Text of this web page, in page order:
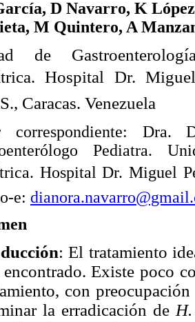
D Navarro, K
M Quintero, A
de
Hospital Dr.
Caracas. Venezuela
correspondiente: Dra.
Pediatra.
Hospital Dr. Miguel
e:
: El tratamiento
encontrado. Existe poco
con
la erradicación de